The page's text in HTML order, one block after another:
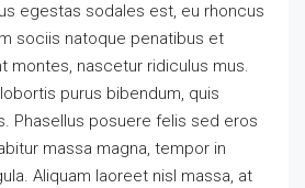
egestas sodales est, eu rhoncus
sociis natoque penatibus et
montes, nascetur ridiculus mus.
purus bibendum, quis
Phasellus posuere felis sed eros
massa magna, tempor in
Aliquam laoreet nisl massa, at